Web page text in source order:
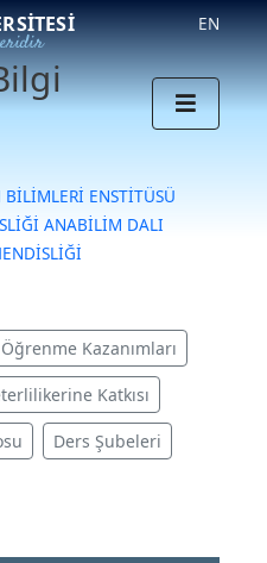
EN
BİLİMLERİ ENSTİTÜSÜ
ANABİLİM DALI
Kazanımları
Katkısı
Ders Şubeleri